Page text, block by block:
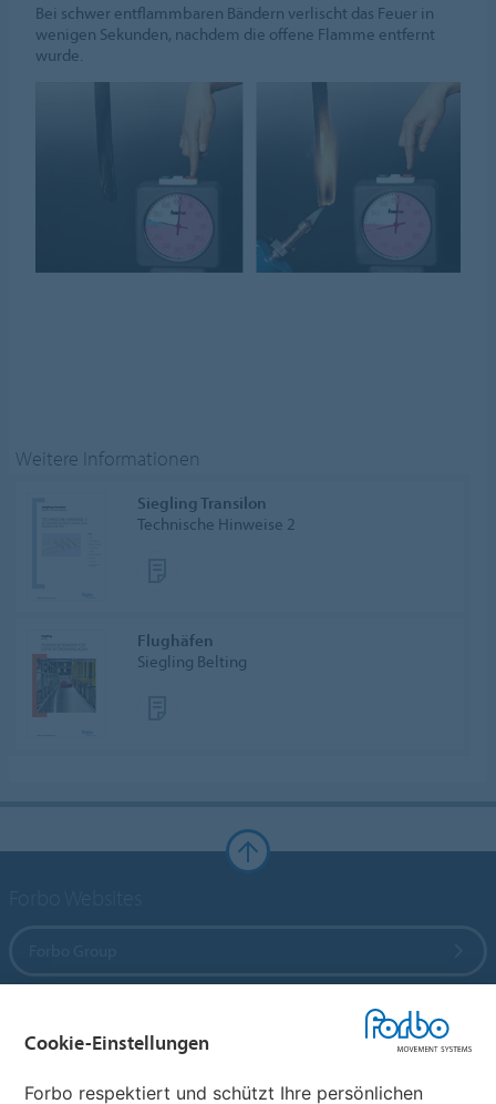
Bei schwer entflammbaren Bändern verlischt das Feuer in
wenigen Sekunden, nachdem die offene Flamme entfernt
wurde.
Weitere Informationen
Siegling Transilon
Technische Hinweise 2
Flughäfen
Siegling Belting
Cookie-Einstellungen
Forbo respektiert und schützt Ihre persönlichen